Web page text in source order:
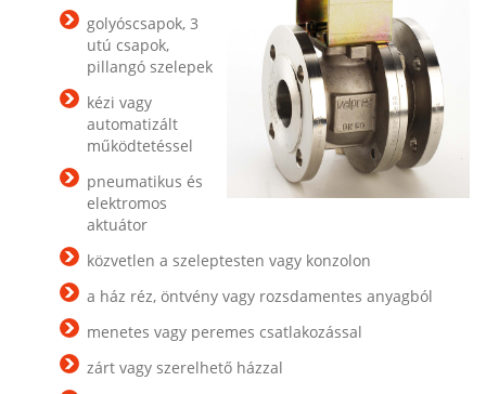
golyóscsapok, 3
utú csapok,
pillangó szelepek
kézi vagy
automatizált
működtetéssel
pneumatikus és
elektromos
aktuátor
közvetlen a szeleptesten vagy konzolon
a ház réz, öntvény vagy rozsdamentes anyagból
menetes vagy peremes csatlakozással
zárt vagy szerelhető házzal